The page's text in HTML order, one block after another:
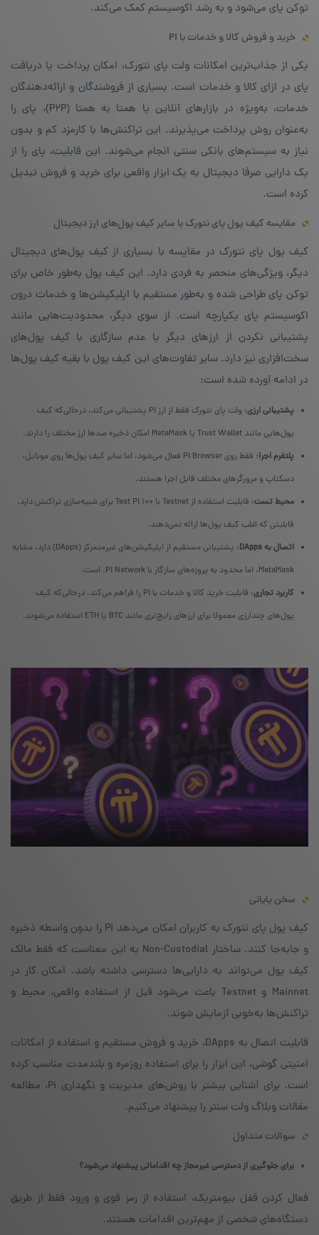
توکن پای می‌شود و به رشد اکوسیستم کمک می‌کند.
خرید و فروش کالا و خدمات با Pi
یکی از جذاب‌ترین امکانات ولت پای نتورک، امکان پرداخت یا دریافت
پای در ازای کالا و خدمات است. بسیاری از فروشندگان و ارائه‌دهندگان
خدمات، به‌ویژه در بازارهای آنلاین یا همتا به همتا (P2P)، پای را
به‌عنوان روش پرداخت می‌پذیرند. این تراکنش‌ها با کارمزد کم و بدون
نیاز به سیستم‌های بانکی سنتی انجام می‌شوند. این قابلیت، پای را از
یک دارایی صرفا دیجیتال به یک ابزار واقعی برای خرید و فروش تبدیل
کرده است.
مقایسه کیف پول پای نتورک با سایر کیف پول‌های ارز دیجیتال
کیف پول پای نتورک در مقایسه با بسیاری از کیف پول‌های دیجیتال
دیگر، ویژگی‌های منحصر به فردی دارد. این کیف پول به‌طور خاص برای
توکن پای طراحی شده و به‌طور مستقیم با اپلیکیشن‌ها و خدمات درون
اکوسیستم پای یکپارچه است. از سوی دیگر، محدودیت‌هایی مانند
پشتیبانی نکردن از ارزهای دیگر یا عدم سازگاری با کیف پول‌های
سخت‌افزاری نیز دارد. سایر تفاوت‌های این کیف پول با بقیه کیف پول‌ها
در ادامه آورده شده است:
پشتیبانی ارزی
: ولت پای نتورک فقط از ارز Pi پشتیبانی می‌کند، درحالی‌که کیف
پول‌هایی مانند Trust Wallet یا MetaMask امکان ذخیره صدها ارز مختلف را دارند.
پلتفرم اجرا
: فقط روی Pi Browser فعال می‌شود، اما سایر کیف پول‌ها روی موبایل،
دسکتاپ و مرورگرهای مختلف قابل اجرا هستند.
محیط تست
: قابلیت استفاده از Testnet با ۱۰۰ Test Pi برای شبیه‌سازی تراکنش دارد،
قابلیتی که اغلب کیف پول‌ها ارائه نمی‌دهند.
اتصال به DApps
: پشتیبانی مستقیم از اپلیکیشن‌های غیرمتمرکز (DApps) دارد، مشابه
MetaMask، اما محدود به پروژه‌های سازگار با Pi Network. است.
کاربرد تجاری
: قابلیت خرید کالا و خدمات با Pi را فراهم می‌کند، درحالی‌که کیف
پول‌های چندارزی معمولا برای ارزهای رایج‌تری مانند BTC یا ETH استفاده می‌شوند.
سخن پایانی
کیف پول پای نتورک به کاربران امکان می‌دهد Pi را بدون واسطه ذخیره
و جابه‌جا کنند. ساختار Non-Custodial به این معناست که فقط مالک
کیف پول می‌تواند به دارایی‌ها دسترسی داشته باشد. امکان کار در
Mainnet و Testnet باعث می‌شود قبل از استفاده واقعی، محیط و
تراکنش‌ها به‌خوبی آزمایش شوند.
قابلیت اتصال به DApps، خرید و فروش مستقیم و استفاده از امکانات
امنیتی گوشی، این ابزار را برای استفاده روزمره و بلندمدت مناسب کرده
است. برای آشنایی بیشتر با روش‌های مدیریت و نگهداری Pi، مطالعه
مقالات وبلاگ ولت سنتر را پیشنهاد می‌کنیم.
سوالات متداول
برای جلوگیری از دسترسی غیرمجاز چه اقداماتی پیشنهاد می‌شود؟
فعال کردن قفل بیومتریک، استفاده از رمز قوی و ورود فقط از طریق
دستگاه‌های شخصی از مهم‌ترین اقدامات هستند.